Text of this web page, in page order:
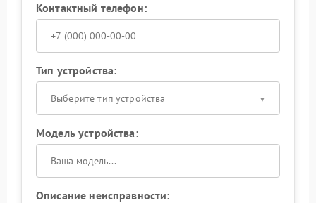
Контактный телефон:
Тип устройства:
Выберите тип устройства
Модель устройства:
Описание неисправности: